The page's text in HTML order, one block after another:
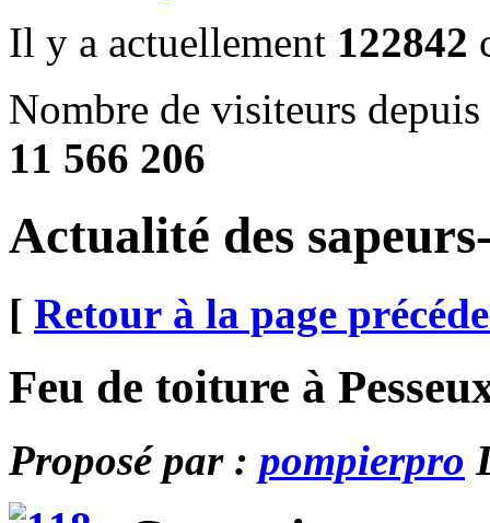
Il y a actuellement 122842
Nombre de visiteurs
11 566 206
Actualité des
[ Retour à la page
Feu de toiture à
Proposé par : pompierpro